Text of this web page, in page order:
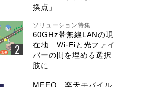
換点」
ソリューション特集
60GHz帯無線LANの現
在地 Wi-Fiと光ファイ
バーの間を埋める選択
肢に
MEEQ、楽天モバイル